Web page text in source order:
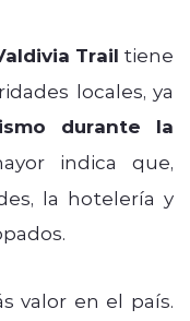
Trail tiene
locales, ya
durante la
indica que,
la hotelería y
valor en el país.